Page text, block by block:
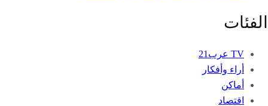
الفئات
TV عرب21
أراء وأفكار
أماكن
اقتصاد